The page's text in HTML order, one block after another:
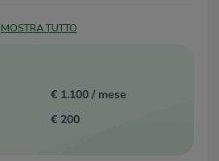
MOSTRA TUTTO
€ 1.100 / mese
€ 200